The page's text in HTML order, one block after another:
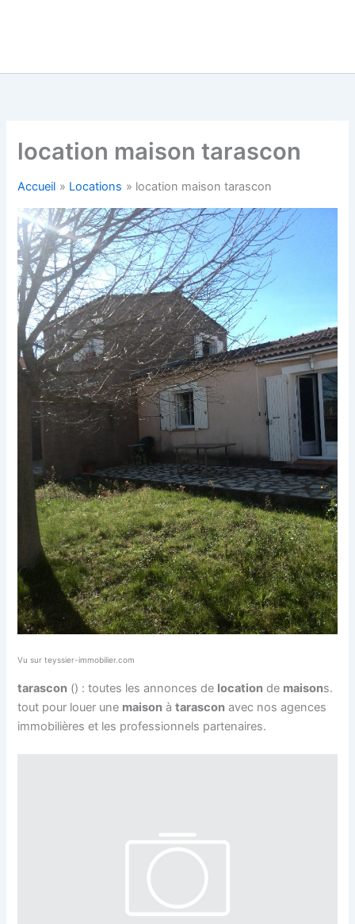
location maison tarascon
Accueil Locations location maison tarascon
Vu sur teyssier-immobilier.com
tarascon () : toutes les annonces de location de maisons.
tout pour louer une maison àtarascon avec nos agences
immobilières et les professionnels partenaires.